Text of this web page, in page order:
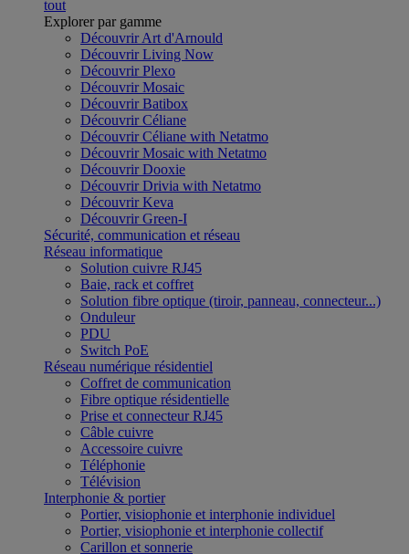
tout
Explorer par gamme
Découvrir Art d'Arnould
Découvrir Living Now
Découvrir Plexo
Découvrir Mosaic
Découvrir Batibox
Découvrir Céliane
Découvrir Céliane with Netatmo
Découvrir Mosaic with Netatmo
Découvrir Dooxie
Découvrir Drivia with Netatmo
Découvrir Keva
Découvrir Green-I
Sécurité, communication et réseau
Réseau informatique
Solution cuivre RJ45
Baie, rack et coffret
Solution fibre optique (tiroir, panneau, connecteur...)
Onduleur
PDU
Switch PoE
Réseau numérique résidentiel
Coffret de communication
Fibre optique résidentielle
Prise et connecteur RJ45
Câble cuivre
Accessoire cuivre
Téléphonie
Télévision
Interphonie & portier
Portier, visiophonie et interphonie individuel
Portier, visiophonie et interphonie collectif
Carillon et sonnerie